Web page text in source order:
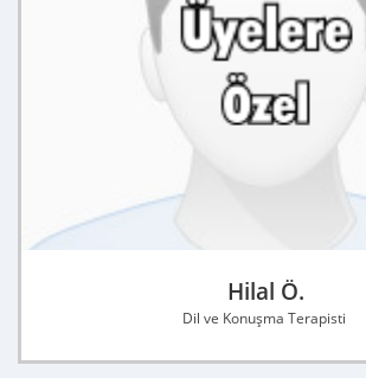
Hilal Ö.
Dil ve Konuşma Terapisti